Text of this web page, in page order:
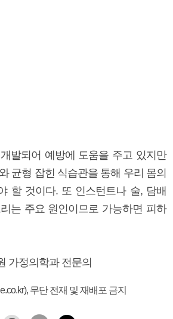
발되어 예방에 도움을 주고 있지만
균형 잡힌 식습관을 통해 우리 몸의
할 것이다. 또 인스턴트나 술, 담배
는 주요 원인이므로 가능하면 피하
가정의학과 전문의
무단 전재 및 재배포 금지